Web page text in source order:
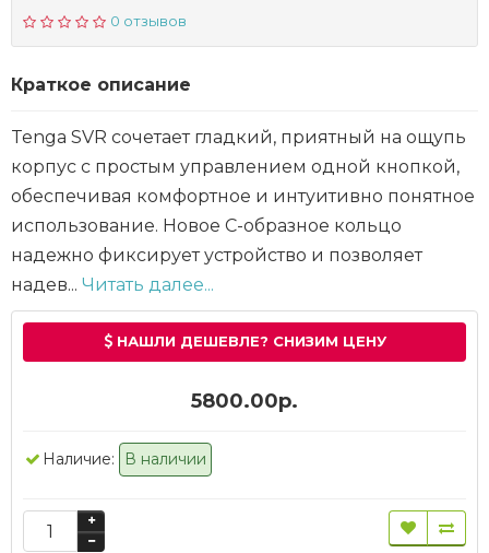
0 отзывов
Краткое описание
Tenga SVR сочетает гладкий, приятный на ощупь
корпус с простым управлением одной кнопкой,
обеспечивая комфортное и интуитивно понятное
использование. Новое С-образное кольцо
надежно фиксирует устройство и позволяет
надев... Читать далее...
НАШЛИ ДЕШЕВЛЕ? СНИЗИМ ЦЕНУ
5800.00р.
Наличие: В наличии